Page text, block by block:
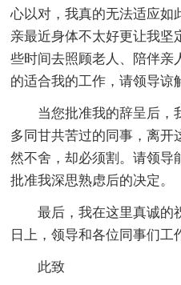
心以对，我真的无法适应如
亲最近身体不太好更让我坚
些时间去照顾老人、陪伴亲
的适合我的工作，请领导谅
当您批准我的辞呈后，
多同甘共苦过的同事，离开
然不舍，却必须割。请领导
批准我深思熟虑后的决定。
最后，我在这里真诚的
日上，领导和各位同事们工
此致